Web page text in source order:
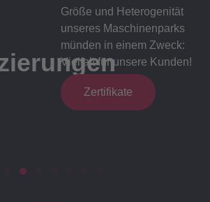
Größe und Heterogenität
unseres Maschinenparks
münden in einem Zweck:
Vielfalt für unsere Kunden!
Zertifikate